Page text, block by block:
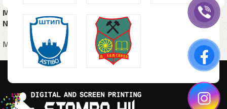
Метално пенкало
NAVIGATOR, црно, во кутија
Метални пенкала
UNIVERSAL, во картонска
кутија
Метални пенкала